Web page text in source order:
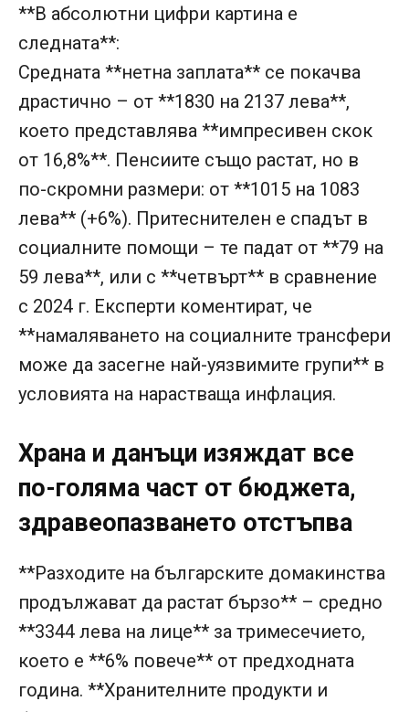
**В абсолютни цифри картина е
следната**:
Средната **нетна заплата** се покачва
драстично – от **1830 на 2137 лева**,
което представлява **импресивен скок
от 16,8%**. Пенсиите също растат, но в
по-скромни размери: от **1015 на 1083
лева** (+6%). Притеснителен е спадът в
социалните помощи – те падат от **79 на
59 лева**, или с **четвърт** в сравнение
с 2024 г. Експерти коментират, че
**намаляването на социалните трансфери
може да засегне най-уязвимите групи** в
условията на нарастваща инфлация.
Храна и данъци изяждат все
по-голяма част от бюджета,
здравеопазването отстъпва
**Разходите на българските домакинства
продължават да растат бързо** – средно
**3344 лева на лице** за тримесечието,
което е **6% повече** от предходната
година. **Хранителните продукти и